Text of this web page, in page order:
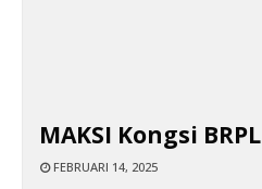
MAKSI Kongsi BRPL
FEBRUARI 14, 2025